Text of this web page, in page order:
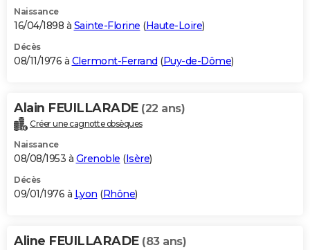
Naissance
16/04/1898 à Sainte-Florine (Haute-Loire)
Décès
08/11/1976 à Clermont-Ferrand (Puy-de-Dôme)
Alain FEUILLARADE (22 ans)
Créer une cagnotte obsèques
Naissance
08/08/1953 à Grenoble (Isère)
Décès
09/01/1976 à Lyon (Rhône)
Aline FEUILLARADE (83 ans)